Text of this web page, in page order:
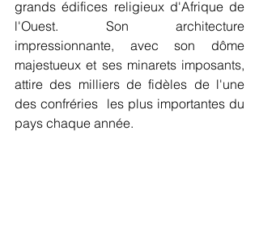
grands édifices religieux d'Afrique de
l'Ouest. Son architecture
impressionnante, avec son dôme
majestueux et ses minarets imposants,
attire des milliers de fidèles de l'une
des confréries  les plus importantes du
pays chaque année.